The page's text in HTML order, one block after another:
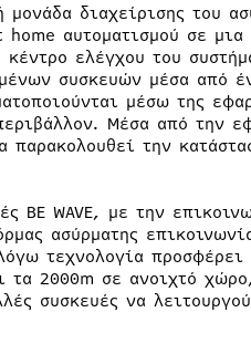
διαχείρισης του
αυτοματισμού σε
ελέγχου του
συσκευών μέσα από
μέσω της
Μέσα από την
την
BE WAVE, με την
ασύρματης
τεχνολογία
2000m σε ανοιχτό
συσκευές να